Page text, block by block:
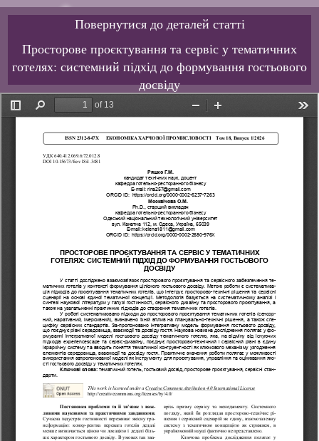
Повернутися до деталей статті
Просторове проєктування та сервіс у тематичних
готелях: системний підхід до формування гостьового
досвіду
Завантажити PDF